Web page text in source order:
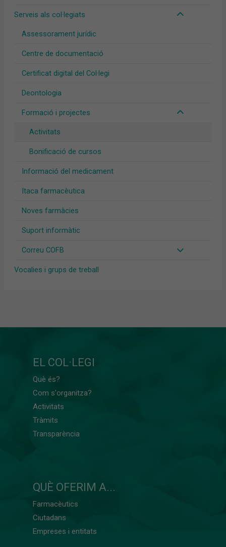
Serveis als col·legiats
Assessorament jurídic
Centre de documentació
Certificat digital del Col·legi
Deontologia
Formació i projectes
Activitats
Bonificació de cursos
Informació del medicament
Itaca farmacèutica
Noves farmàcies
Suport informàtic
Correu COFB
Vocalies i grups de treball
EL COL·LEGI
Què és?
Com s'organitza?
Activitats
Tràmits
Transparència
QUÈ OFERIM A...
Farmacèutics
Ciutadans
Empreses i entitats